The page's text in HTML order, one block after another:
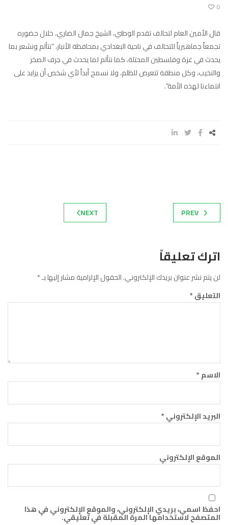
0
قال الأمين العام لتحالف تقدم الوطني، الشيخ جمال الضاري، خلال حضوره
تجمعاً جماهيرياً للتحالف في ناحية البغدادي بمحافظة الأنبار، “نتألم ونشعر بما
يحدث في غزة وفلسطين المحتلة، كما نتألم لما يحدث في جرف الصخر
والنخيب، وكل منطقة تتعرض للظلم، ولا نسمح أبداً لأي شخص أن يزايد على
انتماءنا لهذه الأمة”.
PREV
NEXT
اترك تعليقاً
لن يتم نشر عنوان بريدك الإلكتروني.الحقول الإلزامية مشار إليها بـ*
التعليق*
الاسم*
البريد الإلكتروني*
الموقع الإلكتروني
احفظ اسمي، بريدي الإلكتروني، والموقع الإلكتروني في هذا
المتصفح لاستخدامها المرة المقبلة في تعليقي.